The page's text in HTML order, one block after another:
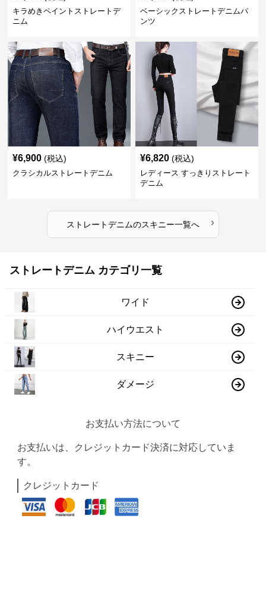
キラめきペイントストレートデ
ニム
ベーシックストレートデニムパ
ンツ
¥6,900 (税込)
クラシカルストレートデニム
¥6,820 (税込)
レディース すっきりストレート
デニム
ストレートデニムのスキニー一覧へ ›
ストレートデニム カテゴリ一覧
ワイド
ハイウエスト
スキニー
ダメージ
お支払い方法について
お支払いは、クレジットカード決済に対応していま
す。
クレジットカード